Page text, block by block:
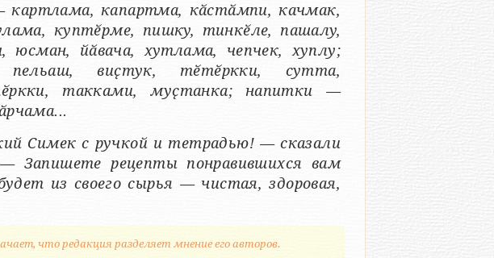
картлама, капартма, кӑстӑмпи, качмак,
куптӗрме, пишку, тинкӗле, пашалу,
юсман, йӑвача, хутлама, чепчек, хуплу;
виҫтук, тӗтӗркки, сутта,
такками, муҫтанка; напитки —
Симек с ручкой и тетрадью! — сказали
Запишете рецепты понравившихся вам
из своего сырья — чистая, здоровая,
что редакция разделяет мнение его авторов.